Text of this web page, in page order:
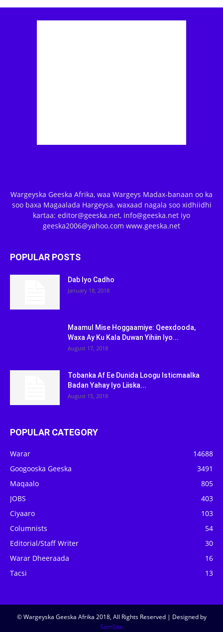
Wargeyska Geeska Afrika, waa Wargeys Madax-banaan oo ka
soo baxa Magaalada Hargeysa. waxaad nagala soo xidhiidhi
kartaa: editor@geeska.net, info@geeska.net iyo
geeska2006@yahoo.com www.geeska.net
POPULAR POSTS
Dab Iyo Cadho
January 18, 2018
Maamul Mise Hoggaamiye: Qeexdooda,
Waxa Ay Ku Kala Duwan Yihiin Iyo...
August 17, 2018
Tobanka Af Ee Dunida Loogu Isticmaalka
Badan Yahay Iyo Liiska...
August 15, 2018
POPULAR CATEGORY
Warar
14688
Googooska Geeska
3491
Maqaalo
805
JOBS
403
Ciyaaro
103
Columnists
54
Editorial/Staff Writer
30
Warar Dheeraada
16
Tacsi
13
© Wargeyska Geeska Afrika 2018, All Rights Reserved | Designed by
SomSite